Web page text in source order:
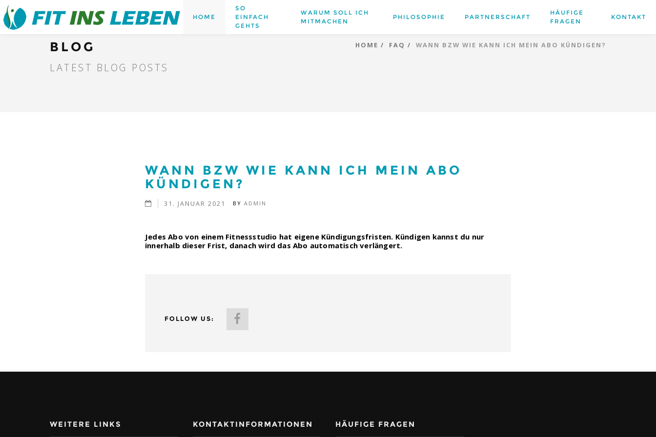
HOME
SO
EINFACH
GEHTS
WARUM SOLL ICH
MITMACHEN
PHILOSOPHIE PARTNERSCHAFT
HÄUFIGE
FRAGEN
KONTAKT
BLOG
LATEST BLOG POSTS
HOME FAQ WANN BZW WIE KANN ICH MEIN ABO KÜNDIGEN?
WANN BZW WIE KANN ICH MEIN ABO
KÜNDIGEN?
31. JANUAR 2021 BYADMIN
Jedes Abo von einem Fitnessstudio hat eigene Kündigungsfristen. Kündigen kannst du nur
innerhalb dieser Frist, danach wird das Abo automatisch verlängert.
FOLLOW US:
WEITERE LINKS KONTAKTINFORMATIONEN HÄUFIGE FRAGEN